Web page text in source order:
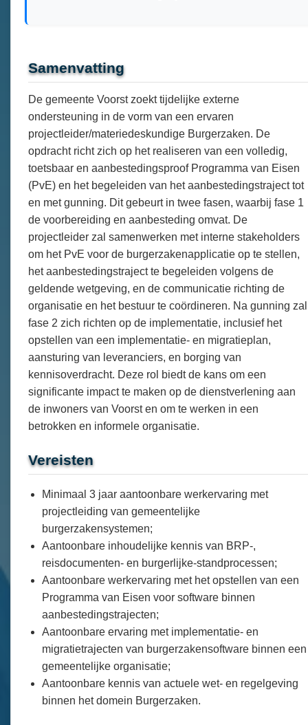
Samenvatting
De gemeente Voorst zoekt tijdelijke externe
ondersteuning in de vorm van een ervaren
projectleider/materiedeskundige Burgerzaken. De
opdracht richt zich op het realiseren van een volledig,
toetsbaar en aanbestedingsproof Programma van Eisen
(PvE) en het begeleiden van het aanbestedingstraject tot
en met gunning. Dit gebeurt in twee fasen, waarbij fase 1
de voorbereiding en aanbesteding omvat. De
projectleider zal samenwerken met interne stakeholders
om het PvE voor de burgerzakenapplicatie op te stellen,
het aanbestedingstraject te begeleiden volgens de
geldende wetgeving, en de communicatie richting de
organisatie en het bestuur te coördineren. Na gunning zal
fase 2 zich richten op de implementatie, inclusief het
opstellen van een implementatie- en migratieplan,
aansturing van leveranciers, en borging van
kennisoverdracht. Deze rol biedt de kans om een
significante impact te maken op de dienstverlening aan
de inwoners van Voorst en om te werken in een
betrokken en informele organisatie.
Vereisten
Minimaal 3 jaar aantoonbare werkervaring met
projectleiding van gemeentelijke
burgerzakensystemen;
Aantoonbare inhoudelijke kennis van BRP-,
reisdocumenten- en burgerlijke‑standprocessen;
Aantoonbare werkervaring met het opstellen van een
Programma van Eisen voor software binnen
aanbestedingstrajecten;
Aantoonbare ervaring met implementatie- en
migratietrajecten van burgerzakensoftware binnen een
gemeentelijke organisatie;
Aantoonbare kennis van actuele wet- en regelgeving
binnen het domein Burgerzaken.